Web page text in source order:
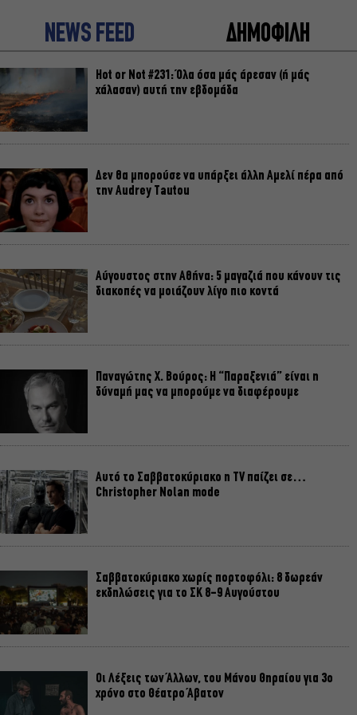
NEWS FEED ΔΗΜΟΦΙΛΗ
Hot or Not #231: Όλα όσα μάς άρεσαν (ή μάς
χάλασαν) αυτή την εβδομάδα
Δεν θα μπορούσε να υπάρξει άλλη Αμελί πέρα από
την Audrey Tautou
Αύγουστος στην Αθήνα: 5 μαγαζιά που κάνουν τις
διακοπές να μοιάζουν λίγο πιο κοντά
Παναγώτης Χ. Βούρος: Η “Παραξενιά” είναι η
δύναμή μας να μπορούμε να διαφέρουμε
Αυτό το Σαββατοκύριακο η TV παίζει σε…
Christopher Nolan mode
Σαββατοκύριακο χωρίς πορτοφόλι: 8 δωρεάν
εκδηλώσεις για το ΣΚ 8-9 Αυγούστου
Οι Λέξεις των Άλλων, του Μάνου Θηραίου για 3ο
χρόνο στο Θέατρο Άβατον